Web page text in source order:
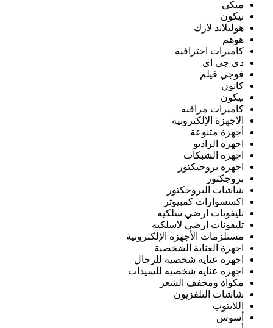
ميكي
نيكون
هوليلاند لارك
هوهم
كاميرات احترافيه
دى جي اى
فوجي فيلم
كانون
نيكون
كاميرات مراقبه
الأجهزة الإلكترونية
أجهزة متنوعة
اجهزه الراديو
اجهزه الشبكات
اجهزه بروجيكتور
بروجكتور
شاشات البروجكتور
اكسسوارات كمبيوتر
تليفونات ارضي سلكيه
تليفونات ارضي لاسلكيه
مستلزمات الأجهزة الإلكترونية
اجهزة العناية الشخصية
اجهزه عنايه شخصيه للرجال
اجهزه عنايه شخصيه للسيدات
مكواة ومجفف الشعر
شاشات التلفزيون
اللابتوب
أسوس